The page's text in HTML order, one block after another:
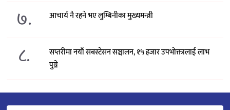
७. आचार्य नै रहने भए लुम्बिनीका मुख्यमन्त्री
८.
सप्तरीमा नयाँ सबस्टेसन सञ्चालन, १५ हजार उपभोक्तालाई लाभ
पुग्ने